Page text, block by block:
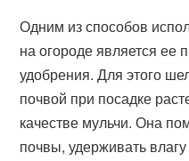
Одним из способов
на огороде является ее
удобрения. Для этого
почвой при посадке
качестве мульчи. Она
почвы, удерживать